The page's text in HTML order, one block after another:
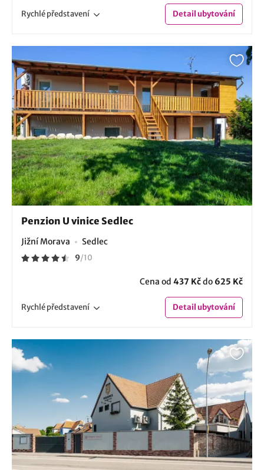
Rychlépředstavení Detailubytování
Penzion U vinice Sedlec
Jižní Morava Sedlec
9/10
Cena od 437 Kčdo 625 Kč
Rychlépředstavení Detailubytování